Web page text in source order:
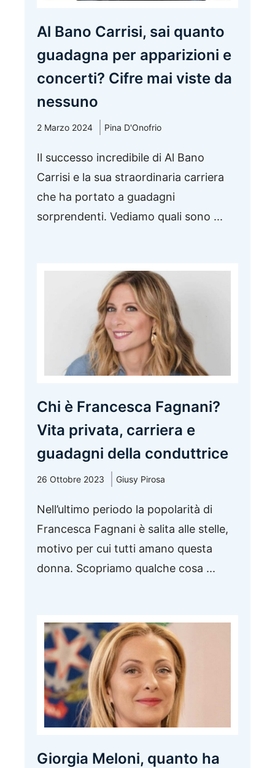
Al Bano Carrisi, sai quanto
guadagna per apparizioni e
concerti? Cifre mai viste da
nessuno
2 Marzo 2024 Pina D'Onofrio
Il successo incredibile di Al Bano
Carrisi e la sua straordinaria carriera
che ha portato a guadagni
sorprendenti. Vediamo quali sono ...
Chi è Francesca Fagnani?
Vita privata, carriera e
guadagni della conduttrice
26 Ottobre 2023 Giusy Pirosa
Nell’ultimo periodo la popolarità di
Francesca Fagnani è salita alle stelle,
motivo per cui tutti amano questa
donna. Scopriamo qualche cosa ...
Giorgia Meloni, quanto ha